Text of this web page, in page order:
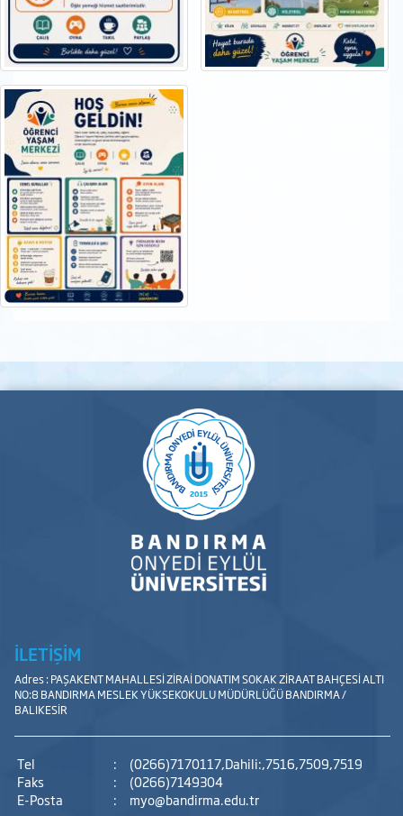
İLETİŞİM
Adres : PAŞAKENT MAHALLESİ ZİRAİ DONATIM SOKAK ZİRAAT BAHÇESİ ALTI
NO:8 BANDIRMA MESLEK YÜKSEKOKULU MÜDÜRLÜĞÜ BANDIRMA /
BALIKESİR
Tel :
(0266)7170117,Dahili:,7516,7509,7519
Faks
:
(0266)7149304
E-Posta
: myo@bandirma.edu.tr